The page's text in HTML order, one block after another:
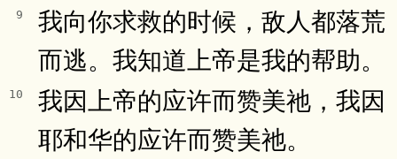
9
我向你求救的时候，敌人都落荒
而逃。我知道上帝是我的帮助。
10
我因上帝的应许而赞美祂，我因
耶和华的应许而赞美祂。